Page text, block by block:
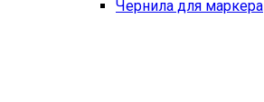
Чернила для маркера